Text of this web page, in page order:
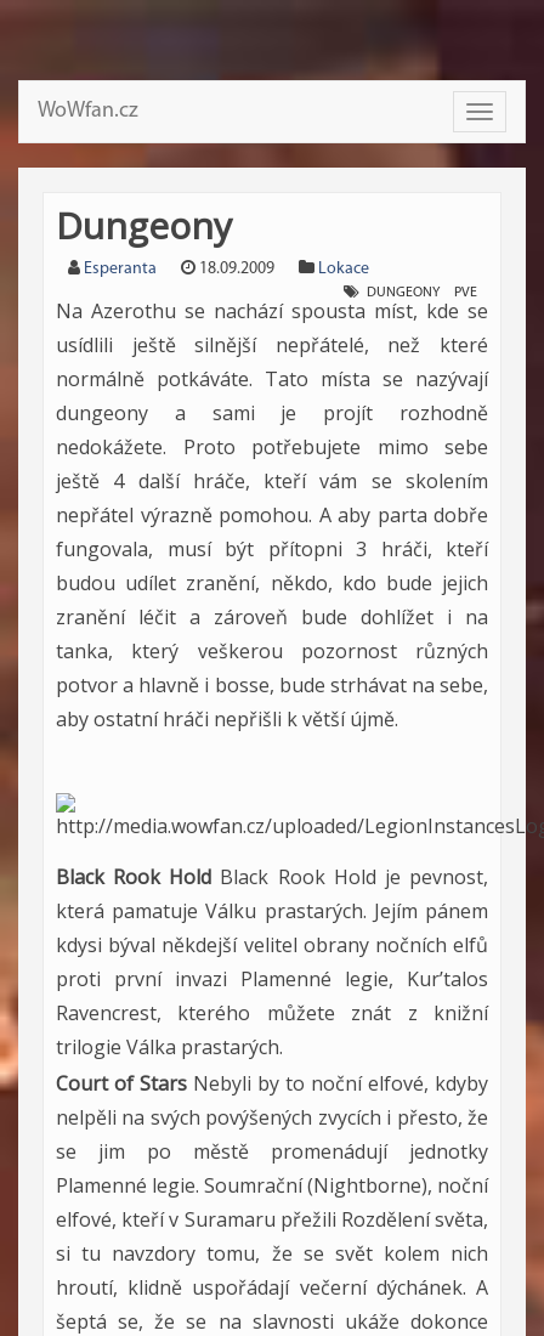
Toggle
WoWfan.cz
Dungeony
Esperanta 18.09.2009 Lokace
DUNGEONY PVE
Na Azerothu se nachází spousta míst, kde se
usídlili ještě silnější nepřátelé, než které
normálně potkáváte. Tato místa se nazývají
dungeony a sami je projít rozhodně
nedokážete. Proto potřebujete mimo sebe
ještě 4 další hráče, kteří vám se skolením
nepřátel výrazně pomohou. A aby parta dobře
fungovala, musí být přítopni 3 hráči, kteří
budou udílet zranění, někdo, kdo bude jejich
zranění léčit a zároveň bude dohlížet i na
tanka, který veškerou pozornost různých
potvor a hlavně i bosse, bude strhávat na sebe,
aby ostatní hráči nepřišli k větší újmě.
Black Rook Hold Black Rook Hold je pevnost,
která pamatuje Válku prastarých. Jejím pánem
kdysi býval někdejší velitel obrany nočních elfů
proti první invazi Plamenné legie, Kur’talos
Ravencrest, kterého můžete znát z knižní
trilogie Válka prastarých.
Court of Stars Nebyli by to noční elfové, kdyby
nelpěli na svých povýšených zvycích i přesto, že
se jim po městě promenádují jednotky
Plamenné legie. Soumrační (Nightborne), noční
elfové, kteří v Suramaru přežili Rozdělení světa,
si tu navzdory tomu, že se svět kolem nich
hroutí, klidně uspořádají večerní dýchánek. A
šeptá se, že se na slavnosti ukáže dokonce